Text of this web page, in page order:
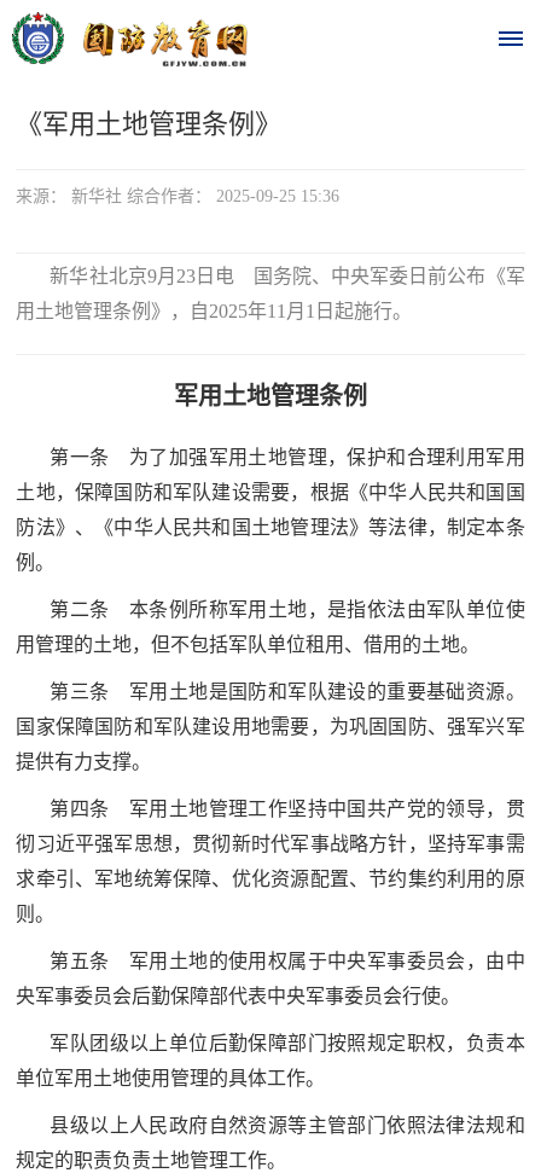
首
页
政
闻
政
要
闻
点
踪
追
踪
国
防
规
国
防
国
知
国
防
知
识
全
国
《军用土地管理条例》
来源： 新华社 综合作者： 2025-09-25 15:36
新华社北京9月23日电 国务院、中央军委日前公布《军
用土地管理条例》，自2025年11月1日起施行。
军用土地管理条例
第一条 为了加强军用土地管理，保护和合理利用军用
土地，保障国防和军队建设需要，根据《中华人民共和国国
防法》、《中华人民共和国土地管理法》等法律，制定本条
例。
第二条 本条例所称军用土地，是指依法由军队单位使
用管理的土地，但不包括军队单位租用、借用的土地。
第三条 军用土地是国防和军队建设的重要基础资源。
国家保障国防和军队建设用地需要，为巩固国防、强军兴军
提供有力支撑。
第四条 军用土地管理工作坚持中国共产党的领导，贯
彻习近平强军思想，贯彻新时代军事战略方针，坚持军事需
求牵引、军地统筹保障、优化资源配置、节约集约利用的原
则。
第五条 军用土地的使用权属于中央军事委员会，由中
央军事委员会后勤保障部代表中央军事委员会行使。
军队团级以上单位后勤保障部门按照规定职权，负责本
单位军用土地使用管理的具体工作。
县级以上人民政府自然资源等主管部门依照法律法规和
规定的职责负责土地管理工作。